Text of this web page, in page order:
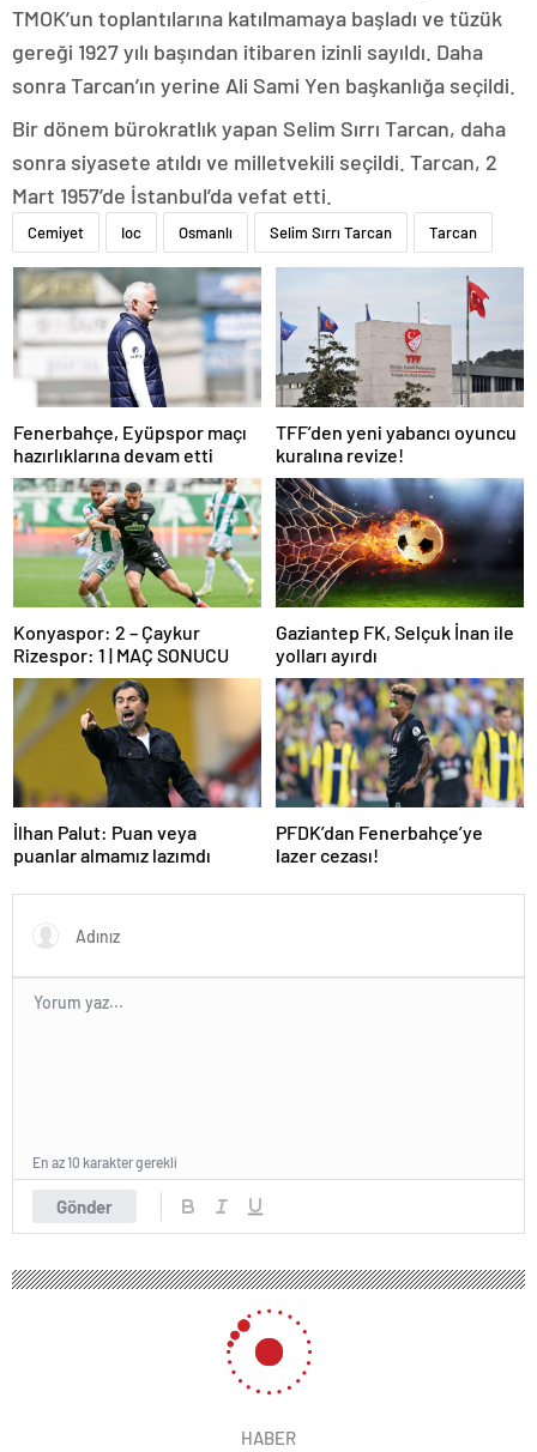
TMOK’un toplantılarına katılmamaya başladı ve tüzük
gereği 1927 yılı başından itibaren izinli sayıldı. Daha
sonra Tarcan’ın yerine Ali Sami Yen başkanlığa seçildi.
Bir dönem bürokratlık yapan Selim Sırrı Tarcan, daha
sonra siyasete atıldı ve milletvekili seçildi. Tarcan, 2
Mart 1957’de İstanbul’da vefat etti.
Cemiyet Ioc Osmanlı Selim Sırrı Tarcan Tarcan
Fenerbahçe, Eyüpspor maçı
hazırlıklarına devam etti
TFF’den yeni yabancı oyuncu
kuralına revize!
Konyaspor: 2 – Çaykur
Rizespor: 1 | MAÇ SONUCU
Gaziantep FK, Selçuk İnan ile
yolları ayırdı
İlhan Palut: Puan veya
puanlar almamız lazımdı
PFDK’dan Fenerbahçe’ye
lazer cezası!
Gönder
En az 10 karakter gerekli
HABER